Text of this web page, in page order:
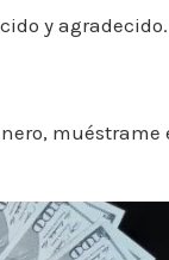
y agradecido.